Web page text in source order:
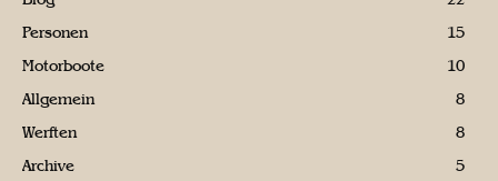
Personen
15
Motorboote
10
Allgemein
8
Werften
8
Archive
5